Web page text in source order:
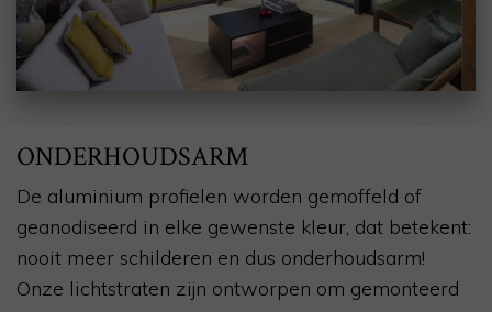
ONDERHOUDSARM
De aluminium profielen worden gemoffeld of
geanodiseerd in elke gewenste kleur, dat betekent:
nooit meer schilderen en dus onderhoudsarm!
Onze lichtstraten zijn ontworpen om gemonteerd